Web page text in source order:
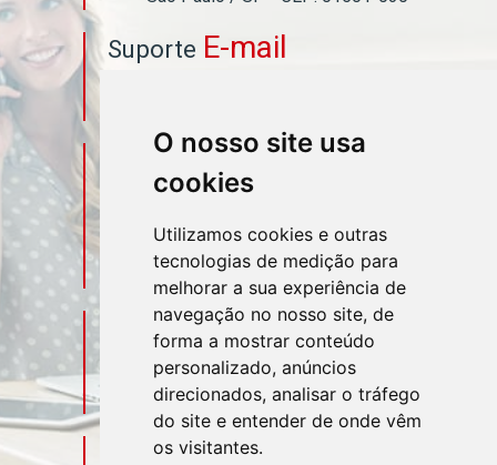
O nosso site usa
cookies
Utilizamos cookies e outras
tecnologias de medição para
melhorar a sua experiência de
navegação no nosso site, de
forma a mostrar conteúdo
personalizado, anúncios
direcionados, analisar o tráfego
do site e entender de onde vêm
os visitantes.
Suporte E-mail
ContatoTelefone
(11) 95580-4449
RedesSociais
Mapa do Escritório